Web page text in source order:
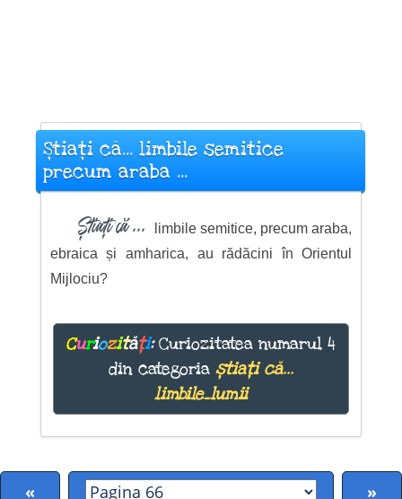
Știați că... limbile semitice
precum araba ...
Știați că ...
limbile semitice, precum araba,
ebraica și amharica, au rădăcini în Orientul
Mijlociu?
Curiozități:Curiozitatea numarul 4
din categoria știați că...
limbile_lumii
« »